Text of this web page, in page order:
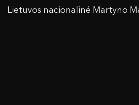
Lietuvos nacionalinė Martyno